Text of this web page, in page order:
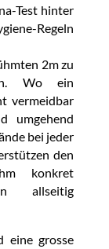
Test hinter
Regeln
2m zu
Wo ein
vermeidbar
umgehend
bei jeder
den
konkret
allseitig
eine grosse